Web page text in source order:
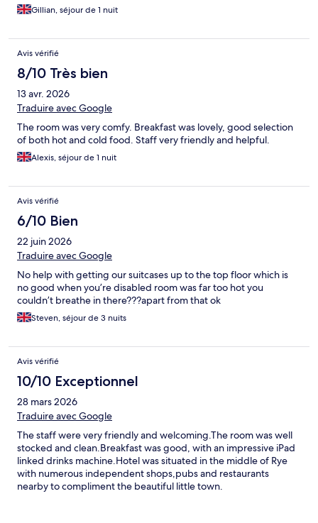
Gillian, séjour de 1 nuit
Avis vérifié
8/10 Très bien
13 avr. 2026
Traduire avec Google
The room was very comfy. Breakfast was lovely, good selection
of both hot and cold food. Staff very friendly and helpful.
Alexis, séjour de 1 nuit
Avis vérifié
6/10 Bien
22 juin 2026
Traduire avec Google
No help with getting our suitcases up to the top floor which is
no good when you’re disabled room was far too hot you
couldn’t breathe in there???apart from that ok
Steven, séjour de 3 nuits
Avis vérifié
10/10 Exceptionnel
28 mars 2026
Traduire avec Google
The staff were very friendly and welcoming.The room was well
stocked and clean.Breakfast was good, with an impressive iPad
linked drinks machine.Hotel was situated in the middle of Rye
with numerous independent shops,pubs and restaurants
nearby to compliment the beautiful little town.